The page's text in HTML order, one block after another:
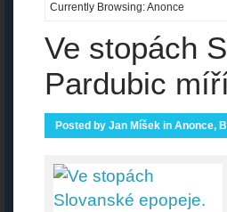
Currently Browsing: Anonce
Ve stopách
Pardubic
Posted by Jan Míšek in Anonce,